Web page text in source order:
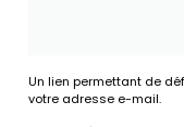
Un lien permettant de
votre adresse e-mail.